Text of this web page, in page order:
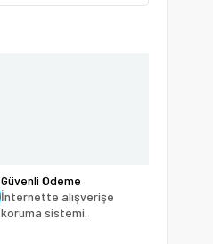
Güvenli Ödeme
İnternette alışverişe
koruma sistemi.